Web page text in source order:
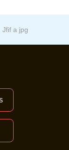
Jfif a jpg